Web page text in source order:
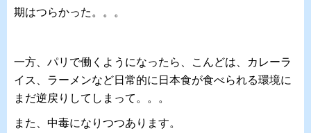
期はつらかった。。。
一方、パリで働くようになったら、こんどは、カレーラ
イス、ラーメンなど日常的に日本食が食べられる環境に
まだ逆戻りしてしまって。。。
また、中毒になりつつあります。